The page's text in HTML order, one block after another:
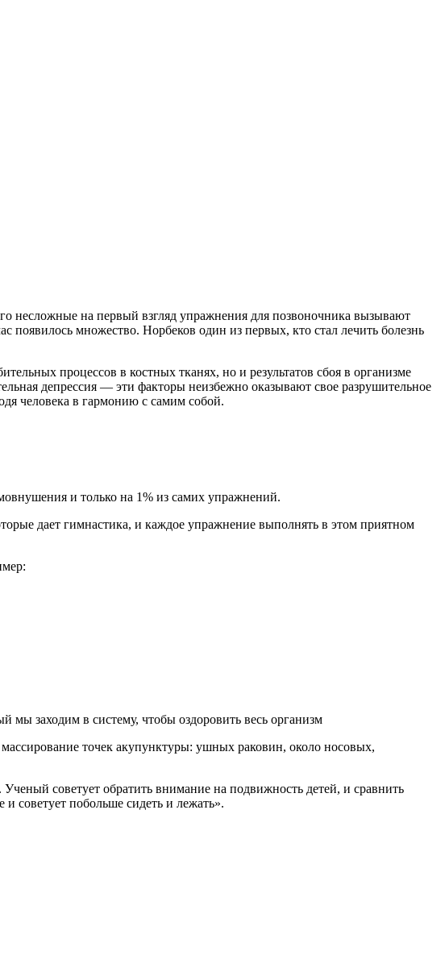
несложные на первый взгляд упражнения для позвоночника вызывают
появилось множество. Норбеков один из первых, кто стал лечить болезнь
процессов в костных тканях, но и результатов сбоя в организме
депрессия — эти факторы неизбежно оказывают свое разрушительное
человека в гармонию с самим собой.
и только на 1% из самих упражнений.
дает гимнастика, и каждое упражнение выполнять в этом приятном
мы заходим в систему, чтобы оздоровить весь организм
точек акупунктуры: ушных раковин, около носовых,
советует обратить внимание на подвижность детей, и сравнить
советует побольше сидеть и лежать».